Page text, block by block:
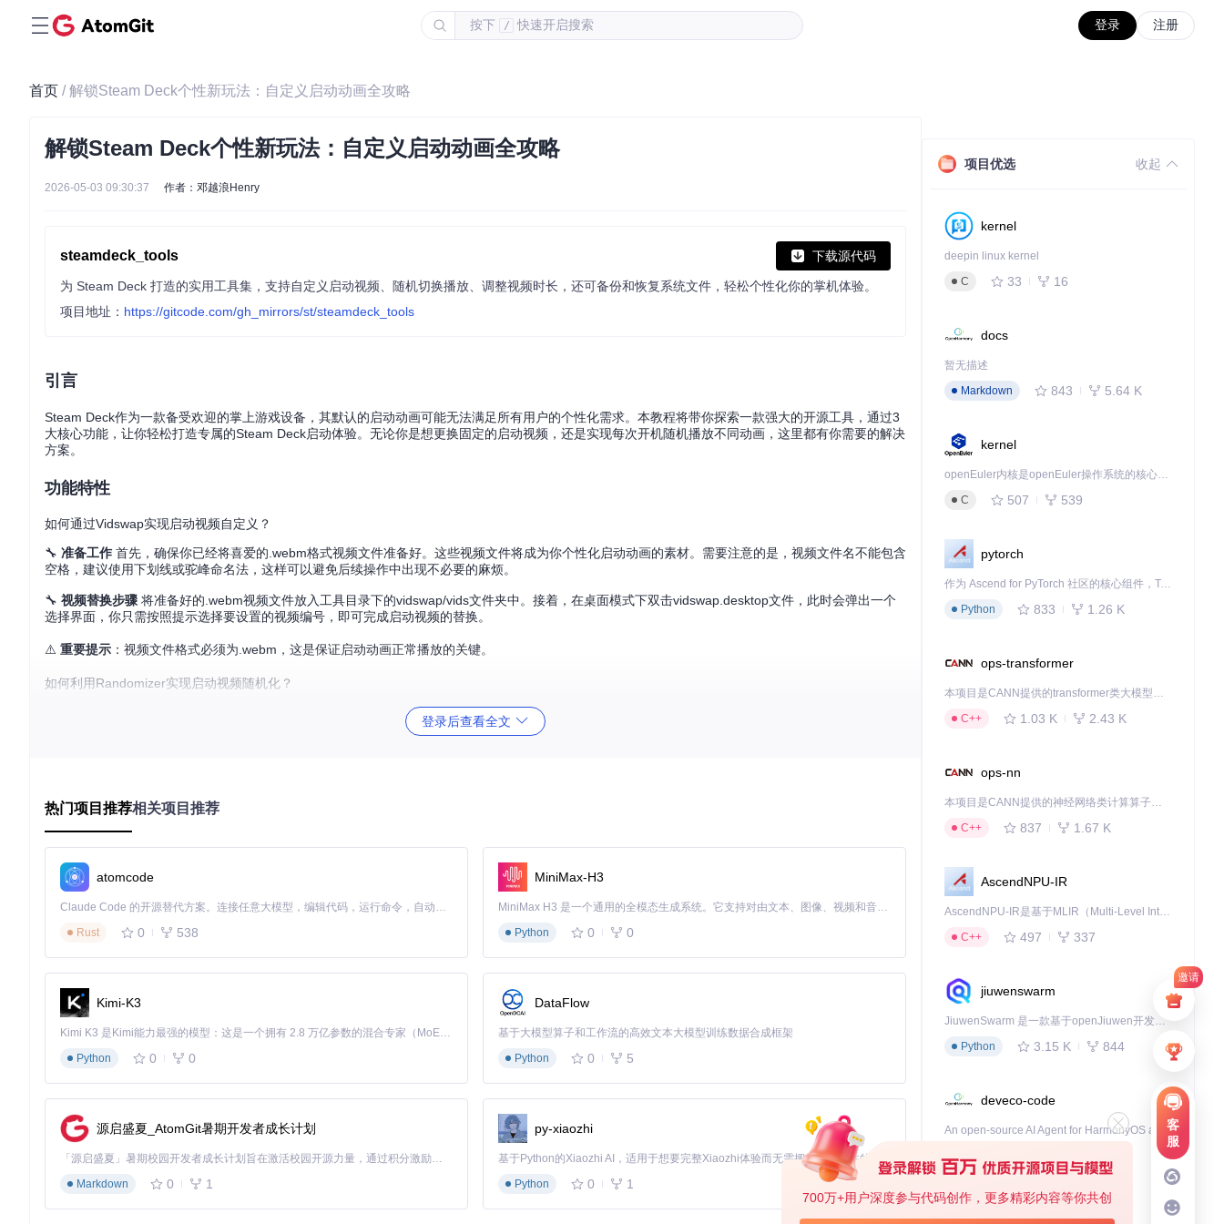
按下 / 快速开启搜索 登录 注册
邀请
客
服
700万+用户深度参与代码创作，更多精彩内容等你共创
首页 / 解锁Steam Deck个性新玩法：自定义启动动画全攻略
解锁Steam Deck个性新玩法：自定义启动动画全攻略
2026-05-03 09:30:37 作者：邓越浪Henry
steamdeck_tools 下载源代码
为 Steam Deck 打造的实用工具集，支持自定义启动视频、随机切换播放、调整视频时长，还可备份和恢复系统文件，轻松个性化你的掌机体验。
项目地址： https://gitcode.com/gh_mirrors/st/steamdeck_tools
引言
Steam Deck作为一款备受欢迎的掌上游戏设备，其默认的启动动画可能无法满足所有用户的个性化需求。本教程将带你探索一款强大的开源工具，通过3
大核心功能，让你轻松打造专属的Steam Deck启动体验。无论你是想更换固定的启动视频，还是实现每次开机随机播放不同动画，这里都有你需要的解决
方案。
功能特性
如何通过Vidswap实现启动视频自定义？
🔧 准备工作 首先，确保你已经将喜爱的.webm格式视频文件准备好。这些视频文件将成为你个性化启动动画的素材。需要注意的是，视频文件名不能包含
空格，建议使用下划线或驼峰命名法，这样可以避免后续操作中出现不必要的麻烦。
🔧 视频替换步骤 将准备好的.webm视频文件放入工具目录下的vidswap/vids文件夹中。接着，在桌面模式下双击vidswap.desktop文件，此时会弹出一个
选择界面，你只需按照提示选择要设置的视频编号，即可完成启动视频的替换。
⚠️ 重要提示 ：视频文件格式必须为.webm，这是保证启动动画正常播放的关键。
如何利用Randomizer实现启动视频随机化？
如果你想体验随机的惊喜，只需执行randomizer.desktop文件，工具就会从vidswap/vids文件夹中随机选择一个视频作为当前的启动动
如何通过ChangeDuration调整启动视频时长？
默认情况下，Steam Deck最多播放30秒的启动视频。但有时我们的视频可能更长或更短，这时ChangeDuration工具就能派上用场。
🔧时长调整操作 ./change_duration.sh并执行。按照提示，你可以以10秒为增量设置任意合理的时长。设置
完成后，新的时长会保存在系统中，直到下一次SteamOS更新。
场景一：打造节日主题启动视频
在不同的节日里，拥有一个应景的启动视频能让你的Steam Deck更具节日氛围。比如春节时，你可以准备带有喜庆元素的.webm视频，按照Vidswap的使
用方法将其设置为启动视频。这样，每次开机都能感受到浓浓的节日气息。
场景二：多场景自动切换方案
如果你有多个不同风格的视频，希望在不同场景下自动切换，Randomizer的每次启动随机功能就能满足你。例如，工作日设置一些励志风格的视频，周末
进阶技巧
小贴士：视频文件优化
为了获得更好的启动视频播放效果，建议对视频文件进行适当优化。可以使用视频编辑软件调整视频的分辨率和帧率，使其更适合Steam Deck的屏幕。一
登录后查看全文
热门项目推荐相关项目推荐
atomcode
Claude Code 的开源替代方案。连接任意大模型，编辑代码，运行命令，自动验证 — 全自动执行。用 Rust 构建，极致性能。 ｜ An open-source alternative to Claude Code. Connect any LLM, edit code, run commands, and verify changes — autonomously. Built in Rust for speed. Get Started
Rust
0 538
MiniMax-H3
MiniMax H3 是一个通用的全模态生成系统。它支持对由文本、图像、视频和音频组成的多模态上下文进行统一理解，并能生成分辨率高达 2K、时长可达 15 秒的带原生立体声音频的视频。得益于面向任务泛化的系统设计，H3 在预训练阶段就已具备广泛的多模态上下文理解与生成能力，能够出色地执行复杂的多模态指令。
Python
0 0
Kimi-K3
Kimi K3 是Kimi能力最强的模型：这是一个拥有 2.8 万亿参数的混合专家（MoE）模型，具备原生视觉理解能力，并支持 100 万 token 的上下文窗口。
Python
0 0
DataFlow
基于大模型算子和工作流的高效文本大模型训练数据合成框架
Python
0 5
源启盛夏_AtomGit暑期开发者成长计划
「源启盛夏」暑期校园开发者成长计划旨在激活校园开源力量，通过积分激励、认证扶持、资源倾斜等形式，引导高校组织和开发者完成「入驻 — 建项目 — 做贡献 — 获认证 — 得资源」的完整闭环。无论你是想带领社团入驻平台的组织者，还是希望用代码贡献证明自己的开发者，都能在这里找到属于你的成长路径。
Markdown
0 1
py-xiaozhi
基于Python的Xiaozhi AI，适用于想要完整Xiaozhi体验而无需拥有专用硬件的用户。
Python
0 1
项目优选 收起
kernel
deepin linux kernel
C
33 16
docs
暂无描述
Markdown
843 5.64 K
kernel
openEuler内核是openEuler操作系统的核心，既是系统性能与稳定性的基石，也是连接处理器、设备与服务的桥梁。
C
507 539
pytorch
作为 Ascend for PyTorch 社区的核心组件，TorchNPU 是昇腾专为 PyTorch 打造的深度学习适配插件，使 PyTorch 框架能够直接调用昇腾 NPU，为开发者提供昇腾 AI 处理器的超强算力。
Python
833 1.26 K
ops-transformer
本项目是CANN提供的transformer类大模型算子库，实现网络在NPU上加速计算。
C++
1.03 K 2.43 K
ops-nn
本项目是CANN提供的神经网络类计算算子库，实现网络在NPU上加速计算。
C++
837 1.67 K
AscendNPU-IR
AscendNPU-IR是基于MLIR（Multi-Level Intermediate Representation）构建的，面向昇腾亲和算子编译时使用的中间表示，提供昇腾完备表达能力，通过编译优化提升昇腾AI处理器计算效率，支持通过生态框架使能昇腾AI处理器与深度调优
C++
497 337
jiuwenswarm
JiuwenSwarm 是一款基于openJiuwen开发的智能AI Agent，它能够将大语言模型的强大能力，通过你日常使用的各类通讯应用，直接延伸至你的指尖。
Python
3.15 K 844
deveco-code
An open-source AI Agent for HarmonyOS applcation development.
TypeScript
cann-learning-hub